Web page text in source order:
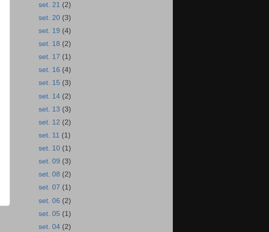
set. 21 (2)
set. 20 (3)
set. 19 (4)
set. 18 (2)
set. 17 (1)
set. 16 (4)
set. 15 (3)
set. 14 (2)
set. 13 (3)
set. 12 (2)
set. 11 (1)
set. 10 (1)
set. 09 (3)
set. 08 (2)
set. 07 (1)
set. 06 (2)
set. 05 (1)
set. 04 (2)